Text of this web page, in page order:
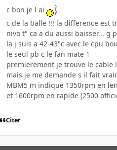
c bon je l ai
c de la balle !!! la difference est
nivo t° ca a du aussi baisser... g
la j suis a 42-43°c avec le cpu
le seul pb c le fan mate 1
premierement je trouve le cable
mais je me demande s il fait
MBM5 m indique 1350rpm en
et 1600rpm en rapide (2500
Citer